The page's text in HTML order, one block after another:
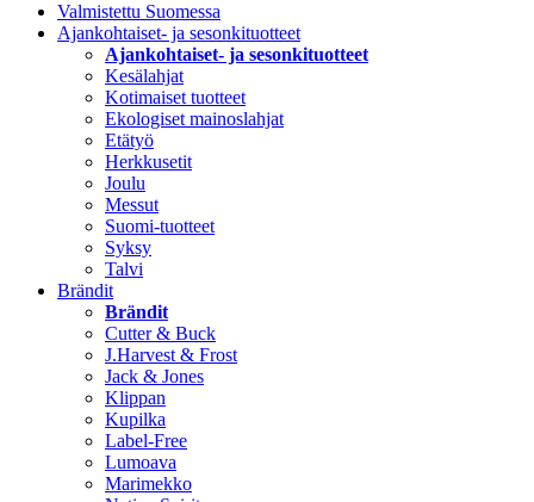
Valmistettu Suomessa
Ajankohtaiset- ja sesonkituotteet
Ajankohtaiset- ja sesonkituotteet
Kesälahjat
Kotimaiset tuotteet
Ekologiset mainoslahjat
Etätyö
Herkkusetit
Joulu
Messut
Suomi-tuotteet
Syksy
Talvi
Brändit
Brändit
Cutter & Buck
J.Harvest & Frost
Jack & Jones
Klippan
Kupilka
Label-Free
Lumoava
Marimekko